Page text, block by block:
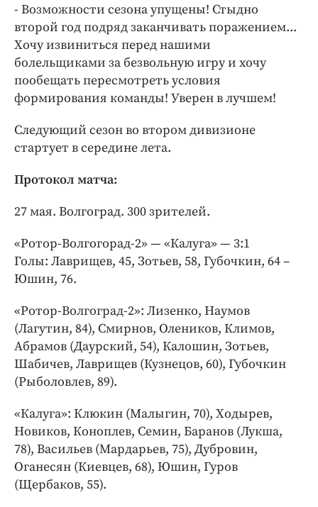
- Возможности сезона упущены! Стыдно
второй год подряд заканчивать поражением...
Хочу извиниться перед нашими
болельщиками за безвольную игру и хочу
пообещать пересмотреть условия
формирования команды! Уверен в лучшем!
Следующий сезон во втором дивизионе
стартует в середине лета.
Протокол матча:
27 мая. Волгоград. 300 зрителей.
«Ротор-Волгогорад-2» — «Калуга» — 3:1
Голы: Лаврищев, 45, Зотьев, 58, Губочкин, 64 –
Юшин, 76.
«Ротор-Волгоград-2»: Лизенко, Наумов
(Лагутин, 84), Смирнов, Олеников, Климов,
Абрамов (Даурский, 54), Калошин, Зотьев,
Шабичев, Лаврищев (Кузнецов, 60), Губочкин
(Рыболовлев, 89).
«Калуга»: Клюкин (Малыгин, 70), Ходырев,
Новиков, Коноплев, Семин, Баранов (Лукша,
78), Васильев (Мардарьев, 75), Дубровин,
Оганесян (Киевцев, 68), Юшин, Гуров
(Щербаков, 55).